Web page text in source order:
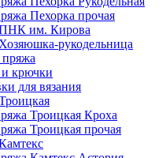
Пехорка прочая
им. Кирова
рукодельница
крючки
для вязания
Троицкая Кроха
Троицкая прочая